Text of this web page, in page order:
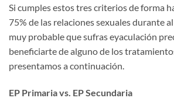
Si cumples estos tres criterios de forma
75% de las relaciones sexuales durante
muy probable que sufras eyaculación
beneficiarte de alguno de los
presentamos a continuación.
EP Primaria vs. EP Secundaria